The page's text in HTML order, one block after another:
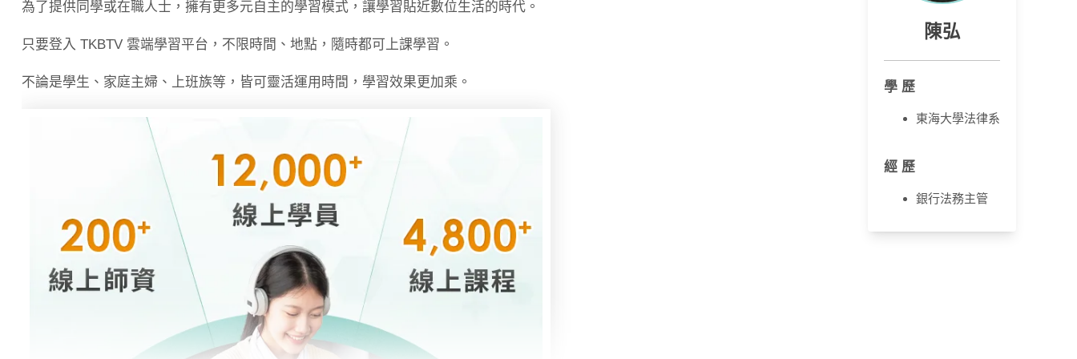
為了提供同學或在職人士，擁有更多元自主的學習模式，讓學習貼近數位生活的時代。
只要登入 TKBTV 雲端學習平台，不限時間、地點，隨時都可上課學習。
不論是學生、家庭主婦、上班族等，皆可靈活運用時間，學習效果更加乘。
陳弘
學 歷
東海大學法律系
經 歷
銀行法務主管